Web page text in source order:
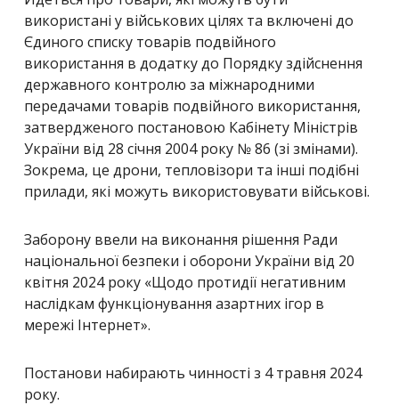
використані у військових цілях та включені до
Єдиного списку товарів подвійного
використання в додатку до Порядку здійснення
державного контролю за міжнародними
передачами товарів подвійного використання,
затвердженого постановою Кабінету Міністрів
України від 28 січня 2004 року № 86 (зі змінами).
Зокрема, це дрони, тепловізори та інші подібні
прилади, які можуть використовувати військові.
Заборону ввели на виконання рішення Ради
національної безпеки і оборони України від 20
квітня 2024 року «Щодо протидії негативним
наслідкам функціонування азартних ігор в
мережі Інтернет».
Постанови набирають чинності з 4 травня 2024
року.